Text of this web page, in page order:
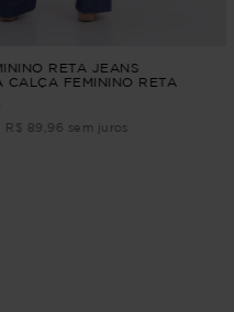
RETA JEANS
CALÇA FEMININO RETA
R$ 89,96 sem juros